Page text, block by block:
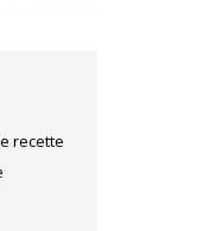
recette